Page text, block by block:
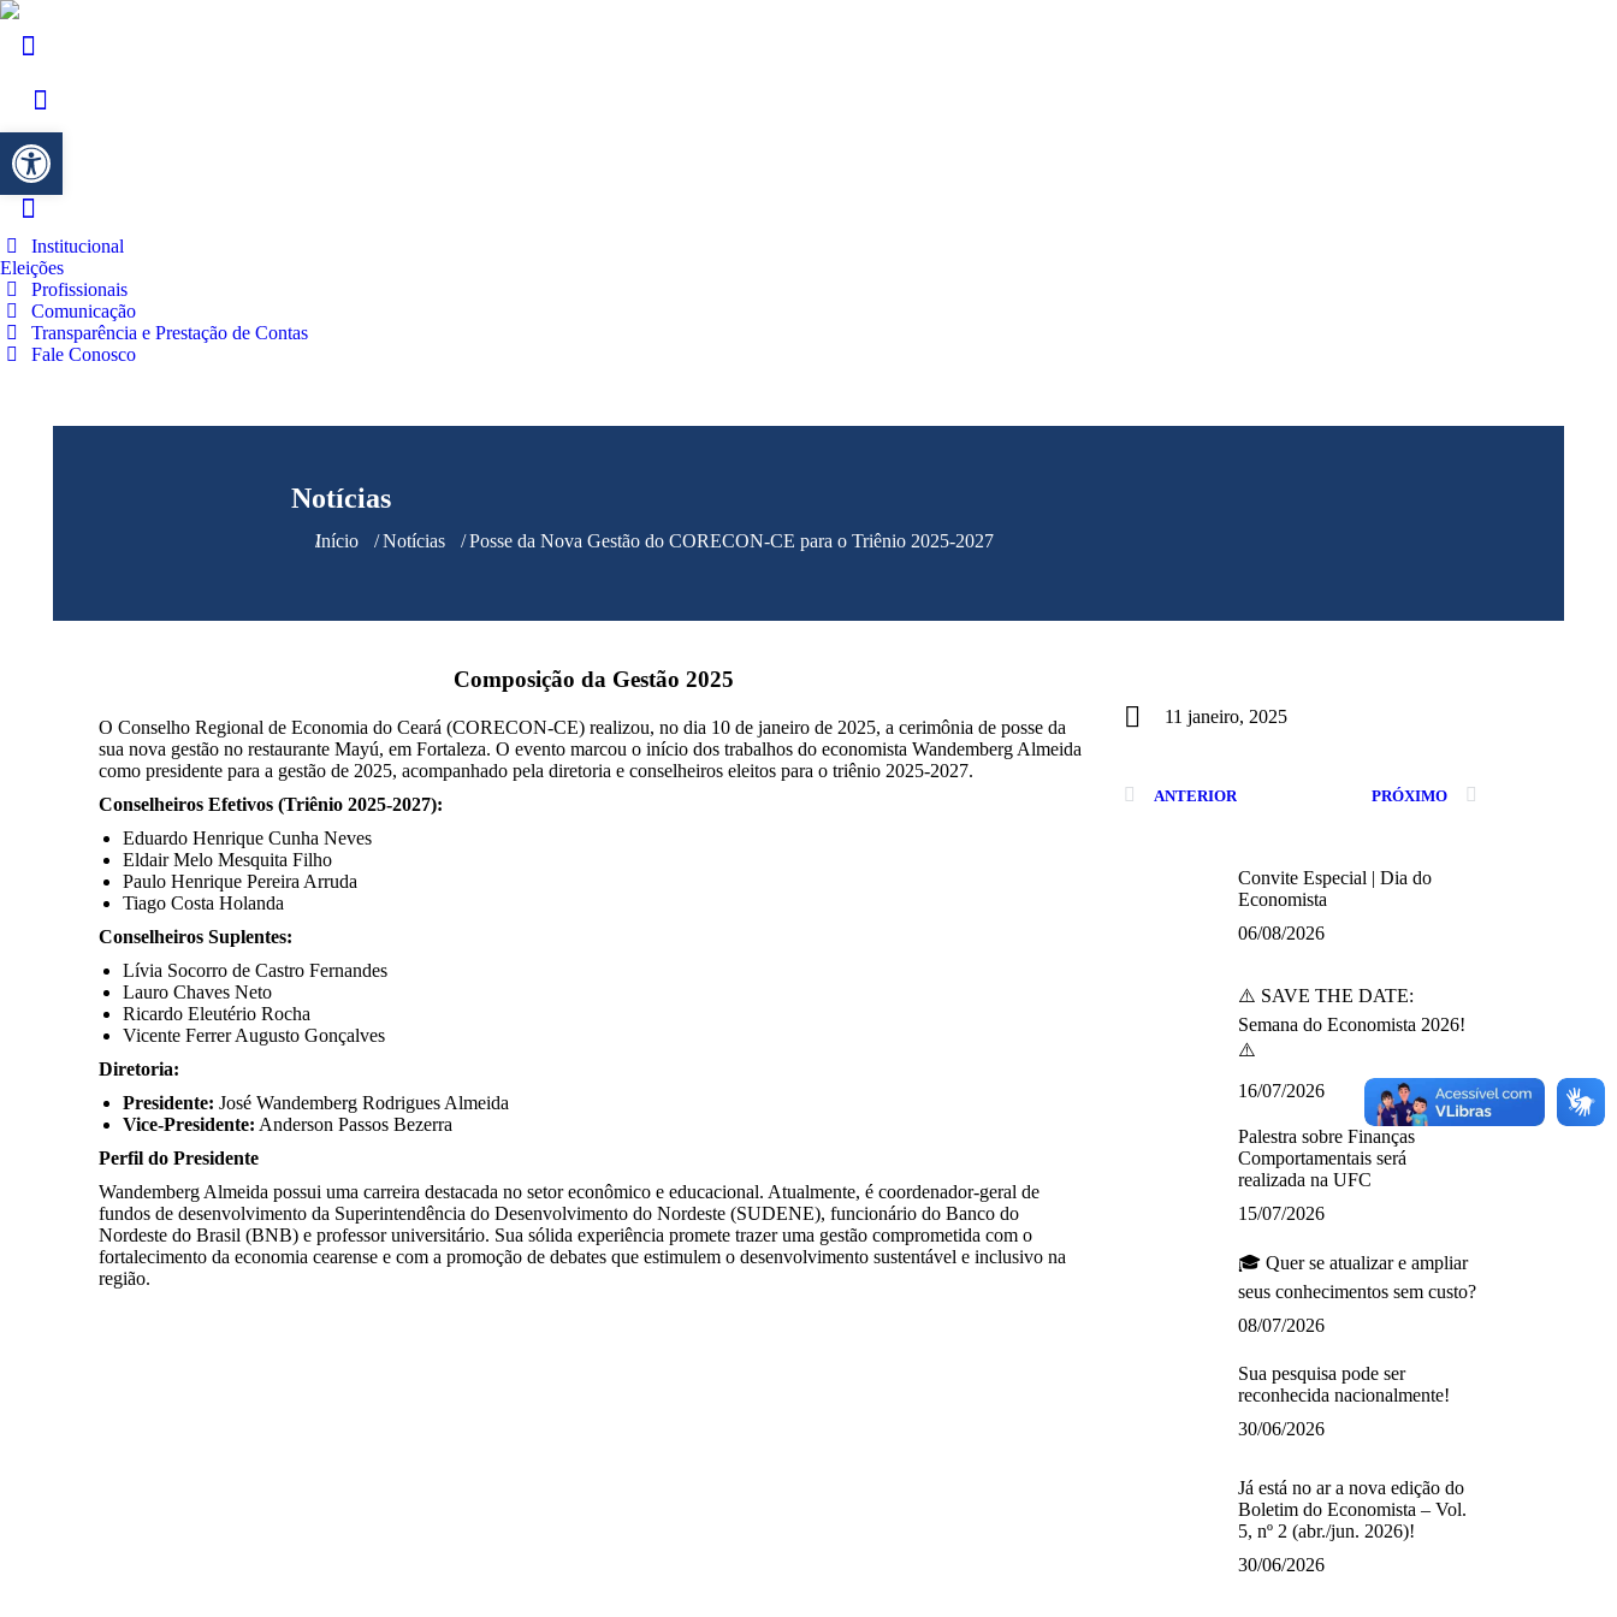
Institucional
Eleições
Profissionais
Comunicação
Transparência e Prestação de Contas
Fale Conosco
Notícias
Você está aqui:
Início Notícias Posse da Nova Gestão do CORECON-CE para o Triênio 2025-2027
Composição da Gestão 2025
O Conselho Regional de Economia do Ceará (CORECON-CE) realizou, no dia 10 de janeiro de 2025, a cerimônia de posse da
sua nova gestão no restaurante Mayú, em Fortaleza. O evento marcou o início dos trabalhos do economista Wandemberg Almeida
como presidente para a gestão de 2025, acompanhado pela diretoria e conselheiros eleitos para o triênio 2025-2027.
Conselheiros Efetivos (Triênio 2025-2027):
Eduardo Henrique Cunha Neves
Eldair Melo Mesquita Filho
Paulo Henrique Pereira Arruda
Tiago Costa Holanda
Conselheiros Suplentes:
Lívia Socorro de Castro Fernandes
Lauro Chaves Neto
Ricardo Eleutério Rocha
Vicente Ferrer Augusto Gonçalves
Diretoria:
Presidente: José Wandemberg Rodrigues Almeida
Vice-Presidente: Anderson Passos Bezerra
Perfil do Presidente
Wandemberg Almeida possui uma carreira destacada no setor econômico e educacional. Atualmente, é coordenador-geral de
fundos de desenvolvimento da Superintendência do Desenvolvimento do Nordeste (SUDENE), funcionário do Banco do
Nordeste do Brasil (BNB) e professor universitário. Sua sólida experiência promete trazer uma gestão comprometida com o
fortalecimento da economia cearense e com a promoção de debates que estimulem o desenvolvimento sustentável e inclusivo na
região.
11 janeiro, 2025
ANTERIOR PRÓXIMO
Convite Especial | Dia do
Economista
06/08/2026
⚠️ SAVE THE DATE:
Semana do Economista 2026!
⚠️
16/07/2026
Palestra sobre Finanças
Comportamentais será
realizada na UFC
15/07/2026
🎓 Quer se atualizar e ampliar
seus conhecimentos sem custo?
08/07/2026
Sua pesquisa pode ser
reconhecida nacionalmente!
30/06/2026
Já está no ar a nova edição do
Boletim do Economista – Vol.
5, nº 2 (abr./jun. 2026)!
30/06/2026
Barra de Ferramentas Aberta